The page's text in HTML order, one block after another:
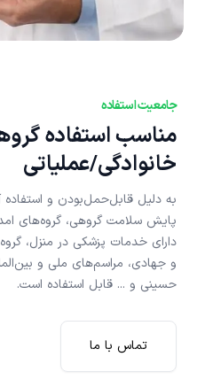
جامعیت استفاده
مناسب استفاده
خانوادگی/عملیاتی
به دلیل قابل‌حمل‌بودن و
پایش سلامت گروهی، گروه‌های
دارای خدمات پزشکی در منزل،
و جهادی، مراسم‌های ملی و
حسینی و ... قابل استفاده است.
تماس با ما